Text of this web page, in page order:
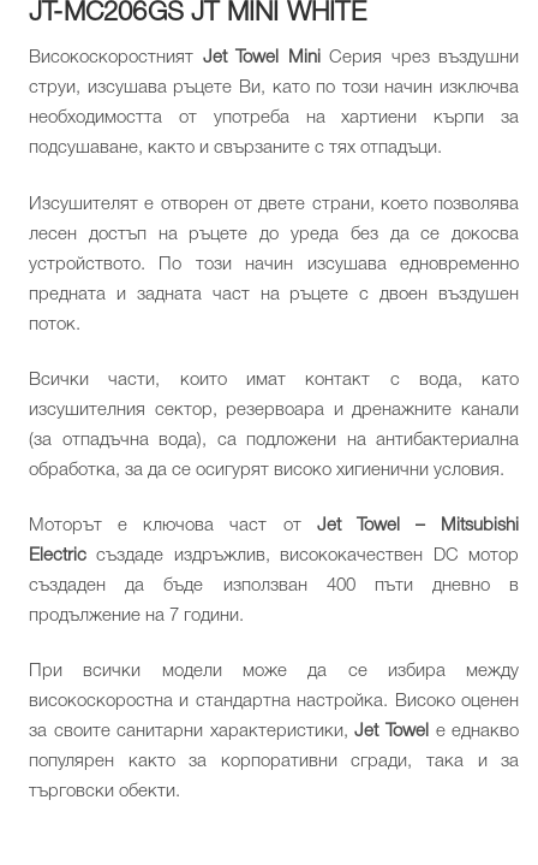
JT-MC206GS JT MINI WHITE
Високоскоростният Jet Towel MiniСерия чрез въздушни
струи, изсушава ръцете Ви, като по този начин изключва
необходимостта от употреба на хартиени кърпи за
подсушаване, както и свързаните с тях отпадъци.
Изсушителят е отворен от двете страни, което позволява
лесен достъп на ръцете до уреда без да се докосва
устройството. По този начин изсушава едновременно
предната и задната част на ръцете с двоен въздушен
поток.
Всички части, които имат контакт с вода, като
изсушителния сектор, резервоара и дренажните канали
(за отпадъчна вода), са подложени на антибактериална
обработка, за да се осигурят високо хигиенични условия.
Моторът е ключова част от Jet Towel – Mitsubishi
Electricсъздаде издръжлив, висококачествен DC мотор
създаден да бъде използван 400 пъти дневно в
продължение на 7 години.
При всички модели може да се избира между
високоскоростна и стандартна настройка. Високо оценен
за своите санитарни характеристики,Jet Towel
е еднакво
популярен както за корпоративни сгради, така и за
търговски обекти.